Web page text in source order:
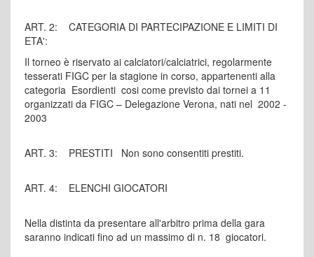
ART. 2: CATEGORIA DI PARTECIPAZIONE E LIMITI DI
ETA':
Il torneo è riservato ai calciatori/calciatrici, regolarmente
tesserati FIGC per la stagione in corso, appartenenti alla
categoria Esordienti cosi come previsto dai tornei a 11
organizzati da FIGC – Delegazione Verona, nati nel 2002 -
2003
ART. 3: PRESTITI Non sono consentiti prestiti.
ART. 4: ELENCHI GIOCATORI
Nella distinta da presentare all'arbitro prima della gara
saranno indicati fino ad un massimo di n. 18 giocatori.